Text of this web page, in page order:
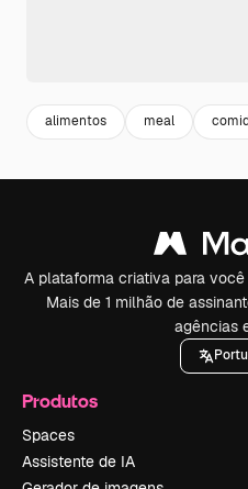
alimentos meal
A plataforma criativa para
Mais de 1 milhão de
agências
Produtos
Spaces
Assistente de IA